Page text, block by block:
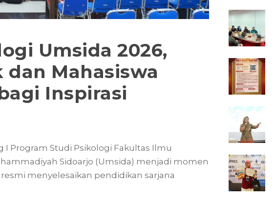
Umsida 2026,
Mahasiswa
Inspirasi
I Program Studi Psikologi Fakultas Ilmu
Sidoarjo (Umsida) menjadi momen
menyelesaikan pendidikan sarjana